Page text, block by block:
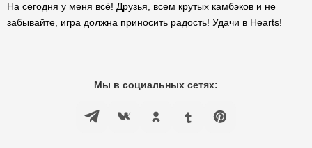
На сегодня у меня всё! Друзья, всем крутых камбэков и не
забывайте, игра должна приносить радость! Удачи в Hearts!
Мы в социальных сетях: